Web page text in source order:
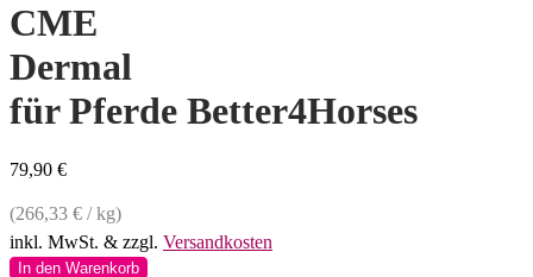
CME
Dermal
für Pferde Better4Horses
79,90 €
(266,33 € /kg)
inkl. MwSt. & zzgl. Versandkosten
CME
In den Warenkorb